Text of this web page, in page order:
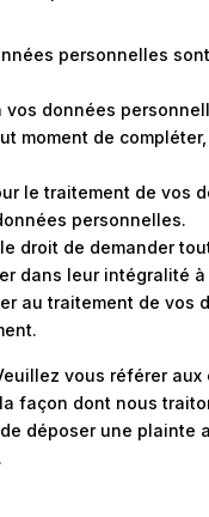
personnelles
vos données
moment de
le traitement de vos
personnelles.
droit de demander
dans leur intégralité
au traitement de vos
vous référer
façon dont nous
déposer une plainte